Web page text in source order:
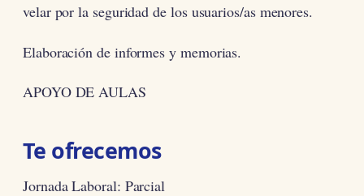
velar por la seguridad de los usuarios/as menores.
Elaboración de informes y memorias.
APOYO DE AULAS
Te ofrecemos
Jornada Laboral: Parcial